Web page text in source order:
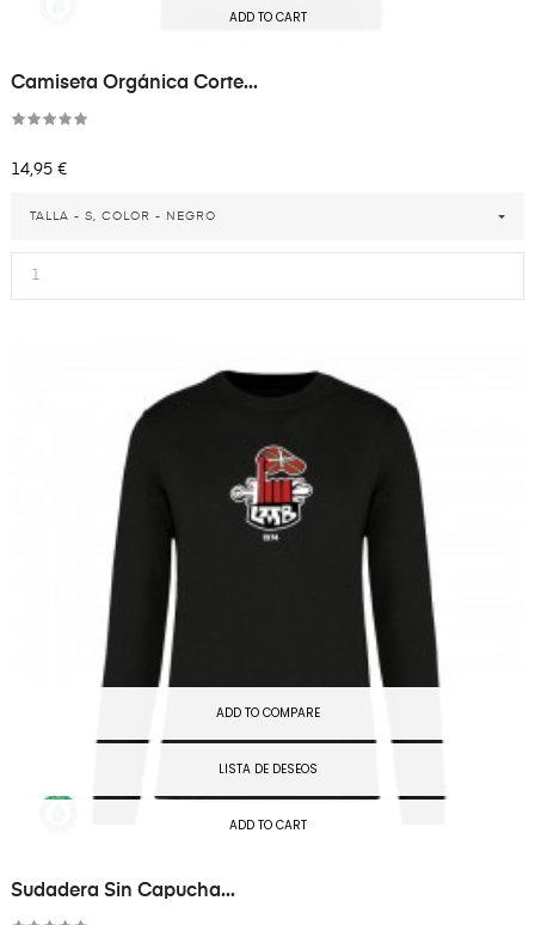
ADD TO CART
Camiseta Orgánica Corte...
Precio
14,95 €
TALLA - S, COLOR - NEGRO
ADD TO COMPARE
LISTA DE DESEOS
ADD TO CART
Sudadera Sin Capucha...